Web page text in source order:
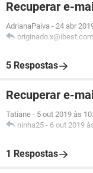
Recuperar e-
AdrianaPaiva - 24 abr
5 Respostas
Recuperar e-
Tatiane - 5 out 2019 às
ninha25 - 6 out 2019
1 Respostas